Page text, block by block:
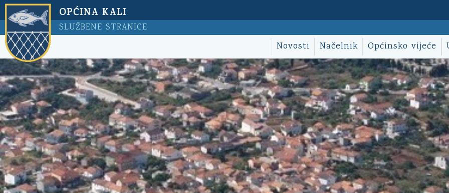
OPĆINA KALI
SLUŽBENE STRANICE
Novosti Načelnik Općinsko vijeće